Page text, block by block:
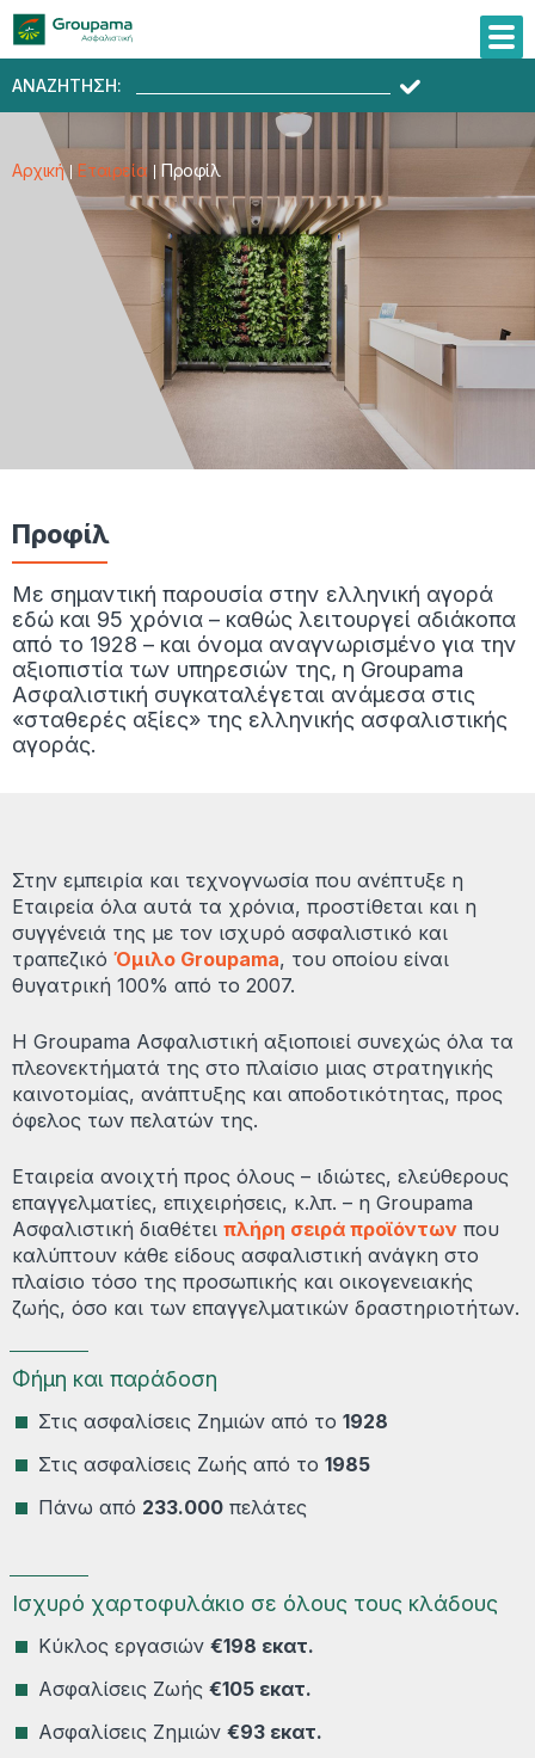
ΑΝΑΖΗΤΗΣΗ:
Αρχική Εταιρεία Προφίλ
Προφίλ
Με σημαντική παρουσία στην ελληνική αγορά
εδώ και 95 χρόνια – καθώς λειτουργεί αδιάκοπα
από το 1928 – και όνομα αναγνωρισμένο για την
αξιοπιστία των υπηρεσιών της, η Groupama
Ασφαλιστική συγκαταλέγεται ανάμεσα στις
«σταθερές αξίες» της ελληνικής ασφαλιστικής
αγοράς.
Στην εμπειρία και τεχνογνωσία που ανέπτυξε η
Εταιρεία όλα αυτά τα χρόνια, προστίθεται και η
συγγένειά της με τον ισχυρό ασφαλιστικό και
τραπεζικό Όμιλο Groupama, του οποίου είναι
θυγατρική 100% από το 2007.
Η Groupama Ασφαλιστική αξιοποιεί συνεχώς όλα τα
πλεονεκτήματά της στο πλαίσιο μιας στρατηγικής
καινοτομίας, ανάπτυξης και αποδοτικότητας, προς
όφελος των πελατών της.
Εταιρεία ανοιχτή προς όλους – ιδιώτες, ελεύθερους
επαγγελματίες, επιχειρήσεις, κ.λπ. – η Groupama
Ασφαλιστική διαθέτει πλήρη σειρά προϊόντων που
καλύπτουν κάθε είδους ασφαλιστική ανάγκη στο
πλαίσιο τόσο της προσωπικής και οικογενειακής
ζωής, όσο και των επαγγελματικών δραστηριοτήτων.
Φήμη και παράδοση
Στις ασφαλίσεις Ζημιών από το 1928
Στις ασφαλίσεις Ζωής από το 1985
Πάνω από 233.000 πελάτες
Ισχυρό χαρτοφυλάκιο σε όλους τους κλάδους
Κύκλος εργασιών €198 εκατ.
Ασφαλίσεις Ζωής €105 εκατ.
Ασφαλίσεις Ζημιών €93 εκατ.